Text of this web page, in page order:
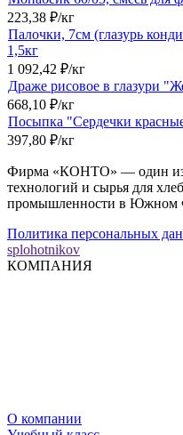
223,38 ₽/кг
Палочки, 7см (глазурь
1,5кг
1 092,42 ₽/кг
Драже рисовое в глазури
668,10 ₽/кг
Посыпка "Сердечки
397,80 ₽/кг
Фирма «КОНТО» — один из
технологий и сырья для
промышленности в Южном
Политика персональных
splohotnikov
КОМПАНИЯ
О компании